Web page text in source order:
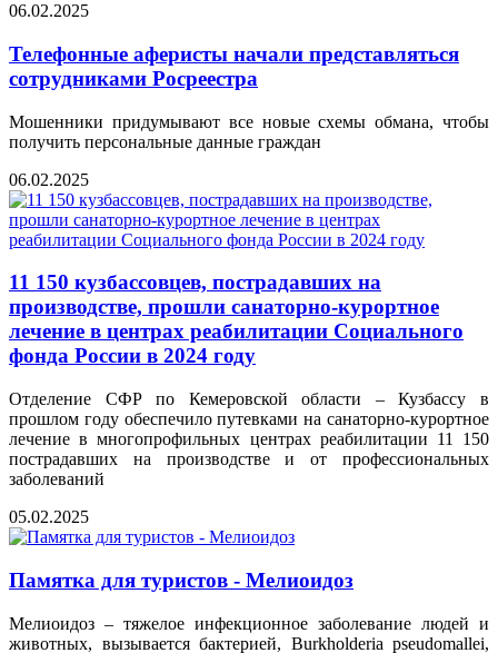
06.02.2025
Телефонные аферисты начали представляться
сотрудниками Росреестра
Мошенники придумывают все новые схемы обмана, чтобы
получить персональные данные граждан
06.02.2025
11 150 кузбассовцев, пострадавших на
производстве, прошли санаторно-курортное
лечение в центрах реабилитации Социального
фонда России в 2024 году
Отделение СФР по Кемеровской области – Кузбассу в
прошлом году обеспечило путевками на санаторно-курортное
лечение в многопрофильных центрах реабилитации 11 150
пострадавших на производстве и от профессиональных
заболеваний
05.02.2025
Памятка для туристов - Мелиоидоз
Мелиоидоз – тяжелое инфекционное заболевание людей и
животных, вызывается бактерией, Burkholderia pseudomallei,